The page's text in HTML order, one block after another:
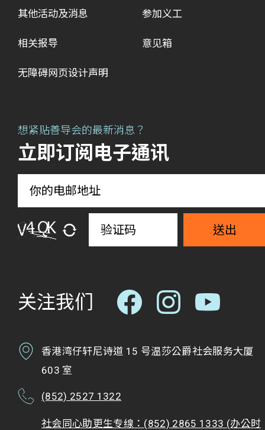
其他活动及消息
相关报导
参加义工
意见箱
无障碍网页设计声明
想紧贴善导会的最新消息？
立即订阅电子通讯
送出
关注我们
香港湾仔轩尼诗道 15 号温莎公爵社会服务大厦
603 室
(852) 2527 1322
社会同心助更生专缐：(852) 2865 1333 (办公时